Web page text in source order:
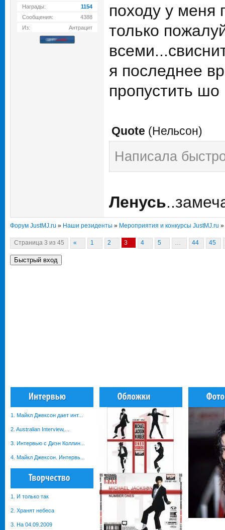
Награды:
1154
Сообщения:
4388
Из:
Антрацит
походу у меня
только
я последнее
пропустить
Quote (Нельсон)
Написала
Ленусь
Форум JustMJ.ru » Наши резиденты » Мероприятия и конкурсы JustMJ.ru »
Страница 3 из 45 « 1 2 3 4 5 … 44 45
1. Майкл Джексон дает инт...
2. Australian Interview,...
3. Интервью с Диэн Коллин...
4. Майкл Джексон. Интервь...
1. И только так
2. Хранят небеса
3. На 04.09.2009